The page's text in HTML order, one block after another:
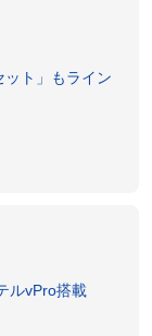
ト」もライン
ルvPro搭載